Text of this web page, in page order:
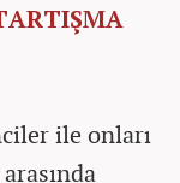
ile onları